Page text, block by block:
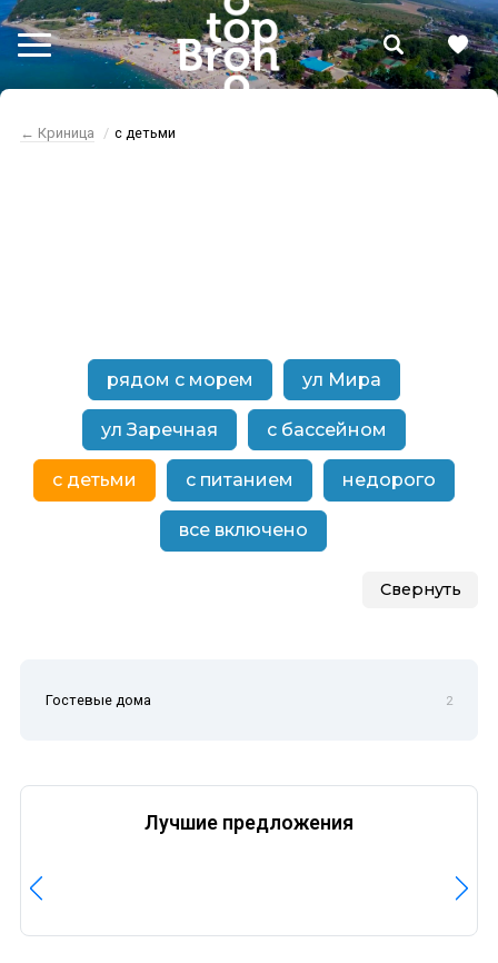
← Криница с детьми
рядом с морем ул Мира
ул Заречная с бассейном
с детьми с питанием недорого
все включено
Свернуть
Гостевые дома 2
Лучшие предложения